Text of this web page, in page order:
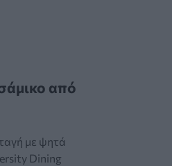
από
με ψητά
Dining